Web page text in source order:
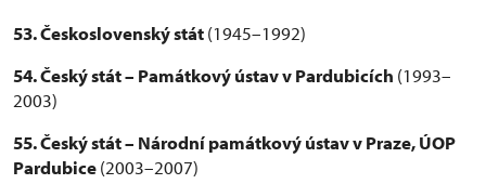
53. Československý stát(1945–1992)
54. Český stát – Památkový ústav v Pardubicích (1993–
2003)
55. Český stát – Národní památkový ústav v Praze, ÚOP
Pardubice(2003–2007)